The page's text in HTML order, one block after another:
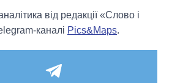
від редакції «Слово і
каналі Pics&Maps.